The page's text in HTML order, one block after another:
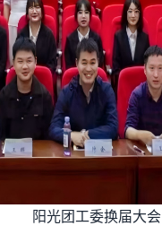
阳光团工委换届大会